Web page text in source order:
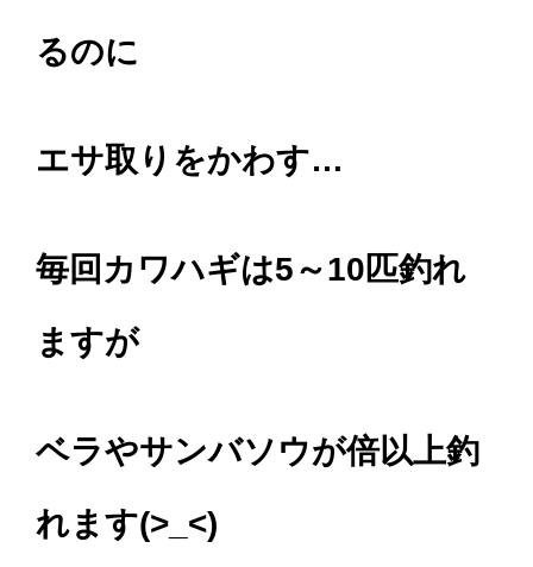
るのに
エサ取りをかわす…
毎回カワハギは5～10匹釣れ
ますが
ベラやサンバソウが倍以上釣
れます(>_<)